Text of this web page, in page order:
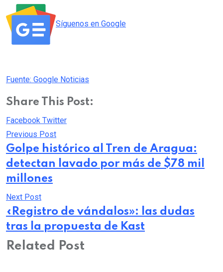
Síguenos en Google
Fuente: Google Noticias
Share This Post:
Facebook TwitterPinterest
Whatsapp
Cloud
StumbleUpon
Print
Share
Email
Previous Post
Golpe histórico al Tren de Aragua:
detectan lavado por más de $78 mil
millones
Next Post
«Registro de vándalos»: las dudas
tras la propuesta de Kast
Related Post